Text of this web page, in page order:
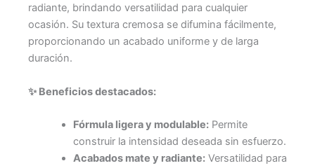
radiante, brindando versatilidad para cualquier
ocasión. Su textura cremosa se difumina fácilmente,
proporcionando un acabado uniforme y de larga
duración.
✨ Beneficios destacados:
Fórmula ligera y modulable:Permite
construir la intensidad deseada sin esfuerzo.
Acabados mate y radiante:Versatilidad para